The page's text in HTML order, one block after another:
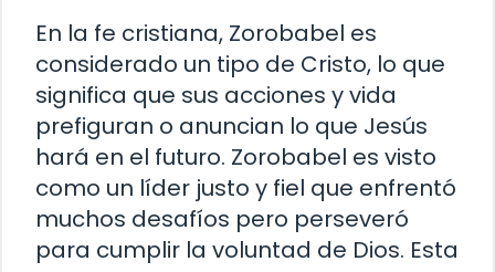
En la fe cristiana, Zorobabel es
considerado un tipo de Cristo, lo que
significa que sus acciones y vida
prefiguran o anuncian lo que Jesús
hará en el futuro. Zorobabel es visto
como un líder justo y fiel que enfrentó
muchos desafíos pero perseveró
para cumplir la voluntad de Dios. Esta